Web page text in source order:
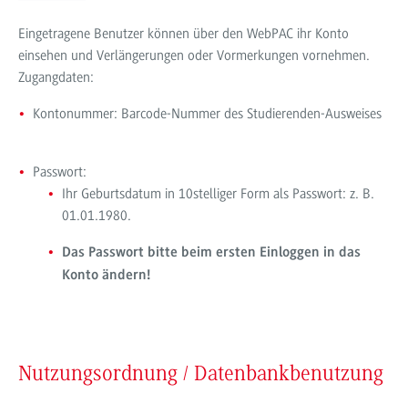
Eingetragene Benutzer können über den WebPAC ihr Konto
einsehen und Verlängerungen oder Vormerkungen vornehmen.
Zugangdaten:
Kontonummer: Barcode-Nummer des Studierenden-Ausweises
Passwort:
Ihr Geburtsdatum in 10stelliger Form als Passwort: z. B.
01.01.1980.
Das Passwort bitte beim ersten Einloggen in das
Konto ändern!
Nutzungsordnung / Datenbankbenutzung